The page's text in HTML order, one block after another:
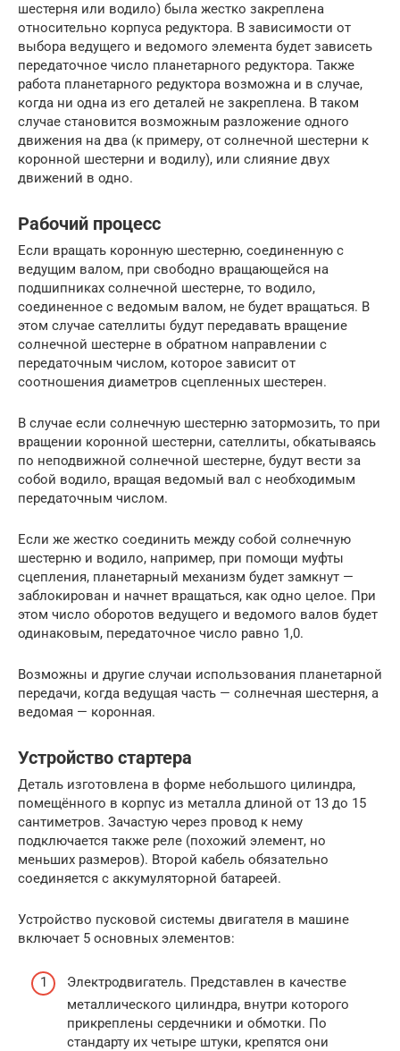
шестерня или водило) была жестко закреплена
относительно корпуса редуктора. В зависимости от
выбора ведущего и ведомого элемента будет зависеть
передаточное число планетарного редуктора. Также
работа планетарного редуктора возможна и в случае,
когда ни одна из его деталей не закреплена. В таком
случае становится возможным разложение одного
движения на два (к примеру, от солнечной шестерни к
коронной шестерни и водилу), или слияние двух
движений в одно.
Рабочий процесс
Если вращать коронную шестерню, соединенную с
ведущим валом, при свободно вращающейся на
подшипниках солнечной шестерне, то водило,
соединенное с ведомым валом, не будет вращаться. В
этом случае сателлиты будут передавать вращение
солнечной шестерне в обратном направлении с
передаточным числом, которое зависит от
соотношения диаметров сцепленных шестерен.
В случае если солнечную шестерню затормозить, то при
вращении коронной шестерни, сателлиты, обкатываясь
по неподвижной солнечной шестерне, будут вести за
собой водило, вращая ведомый вал с необходимым
передаточным числом.
Если же жестко соединить между собой солнечную
шестерню и водило, например, при помощи муфты
сцепления, планетарный механизм будет замкнут —
заблокирован и начнет вращаться, как одно целое. При
этом число оборотов ведущего и ведомого валов будет
одинаковым, передаточное число равно 1,0.
Возможны и другие случаи использования планетарной
передачи, когда ведущая часть — солнечная шестерня, а
ведомая — коронная.
Устройство стартера
Деталь изготовлена в форме небольшого цилиндра,
помещённого в корпус из металла длиной от 13 до 15
сантиметров. Зачастую через провод к нему
подключается также реле (похожий элемент, но
меньших размеров). Второй кабель обязательно
соединяется с аккумуляторной батареей.
Устройство пусковой системы двигателя в машине
включает 5 основных элементов:
Электродвигатель. Представлен в качестве
металлического цилиндра, внутри которого
прикреплены сердечники и обмотки. По
стандарту их четыре штуки, крепятся они